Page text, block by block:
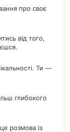
про своє
від того,
Ти —
глибокого
розмова із